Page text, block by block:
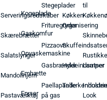
Serveringsredskaber
Skærebrætter
Salatslynger
Mandolinjern
Pastaværktøj
Kogeplade
Gaskomfur
Opvaskemaskine
Emhætte
Fryser
Stegeplader
Frituregryder
Pizzaovn
Gasbrænder
Paellapande
på gas
Køkken
Organisering
Hyldeindsatser
til
Rustikke
Lamper
Look